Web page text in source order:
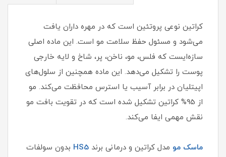
کراتین نوعی پروتئین است که در مهره داران یافت
می‌شود و مسئول حفظ سلامت مو است. این ماده اصلی
سازه‌ایست که فلس، مو، ناخن، پر، شاخ و لایه خارجی
پوست را تشکیل می‌دهد. این ماده همچنین از سلول‌های
اپیتلیان در برابر آسیب یا استرس محافظت می‌کند. مو
از 95% کراتین تشکیل شده است که در تقویت بافت مو
نقش مهمی ایفا می‌کند.
ماسک مو مدل کراتین و درمانی برند HS5 بدون سولفات